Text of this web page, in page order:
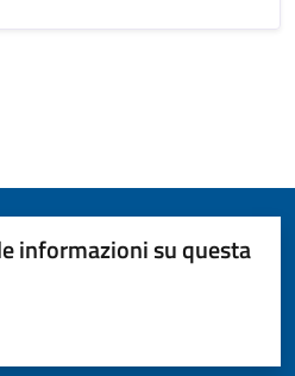
informazioni su questa
su 5
su 5